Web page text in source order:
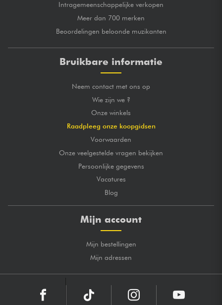
Intragemeenschappelijke verkopen
Meer dan 700 merken
Beoordelingen beloonde muzikanten
Bruikbare informatie
Neem contact met ons op
Wie zijn we ?
Onze winkels
Raadpleeg onze koopgidsen
Voorwaarden
Onze veelgestelde vragen bekijken
Persoonlijke gegevens
Vacatures
Blog
Mijn account
Mijn bestellingen
Mijn adressen